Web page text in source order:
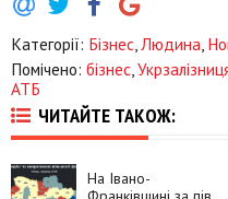
Категорії: Бізнес Людина
Помічено: бізнес
АТБ
ЧИТАЙТЕ ТАКОЖ:
На Івано-